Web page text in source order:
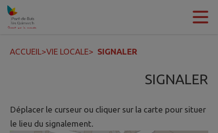
Contenu
ACCUEIL>VIE LOCALE> SIGNALER
SIGNALER
Déplacer le curseur ou cliquer sur la carte pour situer
le lieu du signalement.